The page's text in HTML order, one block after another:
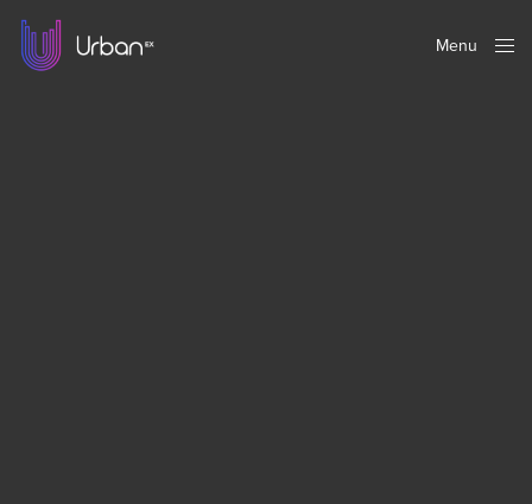
Menu